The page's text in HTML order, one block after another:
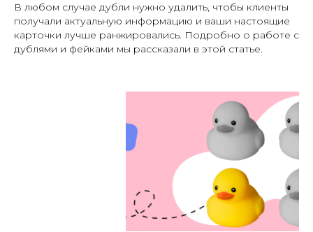
В любом случае дубли нужно удалить, чтобы клиенты
получали актуальную информацию и ваши настоящие
карточки лучше ранжировались. Подробно о работе с
дублями и фейками мы рассказали в этой статье.